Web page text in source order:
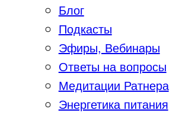
Блог
Подкасты
Эфиры, Вебинары
Ответы на вопросы
Медитации Ратнера
Энергетика питания